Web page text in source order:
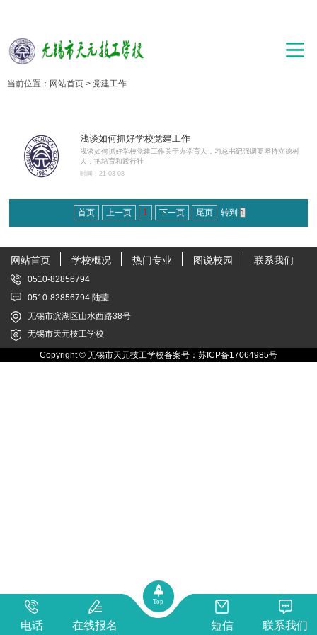
当前位置： 网站首页 > 党建工作
浅谈如何抓好学校党建工作
浅谈如何抓好学校党建工作关于办学育人，习总书记强调要坚持立德树
人，把培育和践行社
时间：21-03-08
首页 上一页 1 下一页 尾页 转到
网站首页 学校概况 热门专业 图说校园 联系我们
0510-82856794
0510-82856794 陆莹
无锡市滨湖区山水西路38号
无锡市天元技工学校
Copyright © 无锡市天元技工学校备案号： 苏ICP备17064985号
电话 在线报名
Top
短信 联系我们